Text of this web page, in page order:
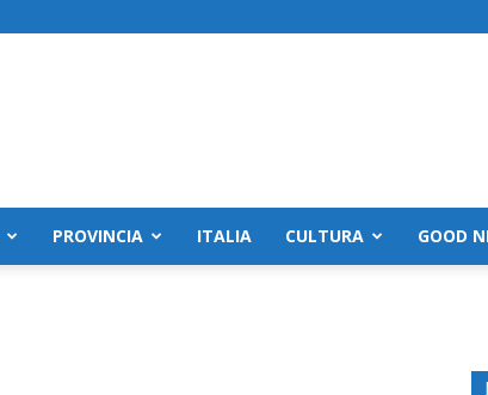
PROVINCIA ITALIA CULTURA GOOD